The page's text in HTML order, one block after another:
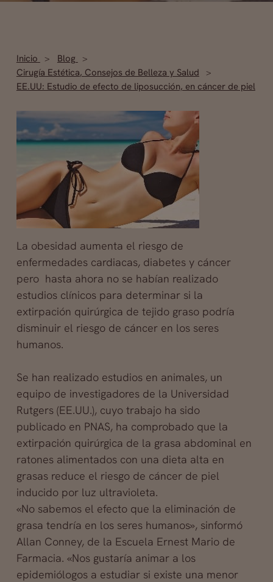
Inicio
Blog
Cirugía Estética, Consejos de Belleza y Salud
EE.UU: Estudio de efecto de liposucción, en cáncer de piel
La obesidad aumenta el riesgo de
enfermedades cardiacas, diabetes y cáncer
pero hasta ahora no se habían realizado
estudios clínicos para determinar si la
extirpación quirúrgica de tejido graso podría
disminuir el riesgo de cáncer en los seres
humanos.
Se han realizado estudios en animales, un
equipo de investigadores de la Universidad
Rutgers (EE.UU.), cuyo trabajo ha sido
publicado en PNAS, ha comprobado que la
extirpación quirúrgica de la grasa abdominal en
ratones alimentados con una dieta alta en
grasas reduce el riesgo de cáncer de piel
inducido por luz ultravioleta.
«No sabemos el efecto que la eliminación de
grasa tendría en los seres humanos», sinformó
Allan Conney, de la Escuela Ernest Mario de
Farmacia. «Nos gustaría animar a los
epidemiólogos a estudiar si existe una menor